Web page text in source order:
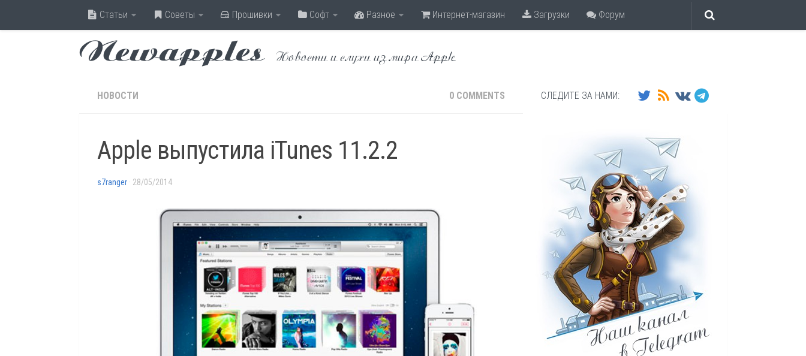
Статьи Советы Прошивки Софт Разное Интернет-магазин Загрузки Форум
Newapples Новости и слухи из мира Apple
НОВОСТИ 0 COMMENTS
Apple выпустила iTunes 11.2.2
s7ranger · 28/05/2014
СЛЕДИТЕ ЗА НАМИ: